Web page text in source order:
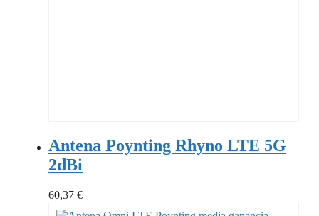
Antena Poynting Rhyno LTE 5G
2dBi
60,37 €